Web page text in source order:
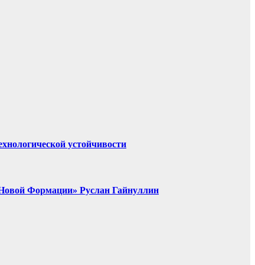
устойчивости
Формации» Руслан Гайнуллин